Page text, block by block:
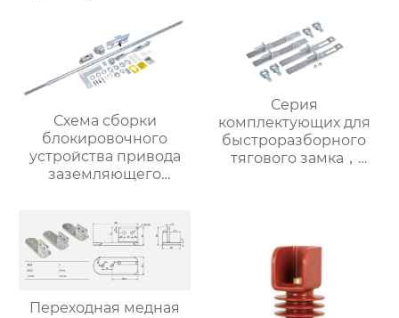
Схема сборки
блокировочного
устройства привода
заземляющего
привода с помощью
рычажного
механизма)
Серия
комплектующих для
быстроразборного
тягового замка，
для средней двери
5HG.ZM-4
Переходная медная